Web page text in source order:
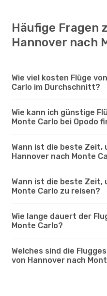
Häufige Fragen
Hannover nach
Wie viel kosten Flüge
Carlo im Durchschnitt?
Wie kann ich günstige
Monte Carlo bei Opodo
Wann ist die beste Zeit,
Hannover nach Monte
Wann ist die beste Zeit,
Monte Carlo zu reisen?
Wie lange dauert der
Monte Carlo?
Welches sind die
von Hannover nach